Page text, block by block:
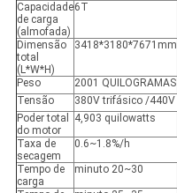
Capacidade
de carga
(almofada)
6T
Dimensão
total
(L*W*H)
3418*3180*7671mm
Peso 2001 QUILOGRAMAS
Tensão
380V trifásico /440V
Poder total
do motor
4,903 quilowatts
Taxa de
secagem
0.6~1.8%/h
Tempo de
carga
minuto 20~30